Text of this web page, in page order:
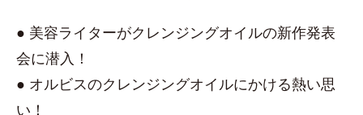
● 美容ライターがクレンジングオイルの新作発表
会に潜入！
● オルビスのクレンジングオイルにかける熱い思
い！